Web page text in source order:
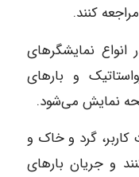
کنند.
انواع نمایشگرهای
و بارهای
نمایش می‌شود.
گرد و خاک و
و جریان بارهای